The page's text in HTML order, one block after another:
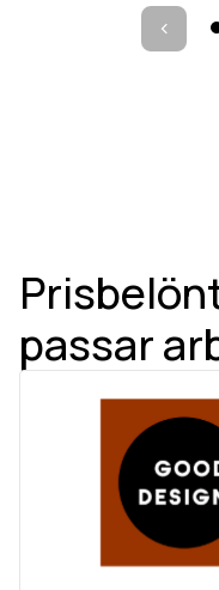
passar